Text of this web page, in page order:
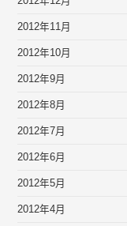
2012年11月
2012年10月
2012年9月
2012年8月
2012年7月
2012年6月
2012年5月
2012年4月